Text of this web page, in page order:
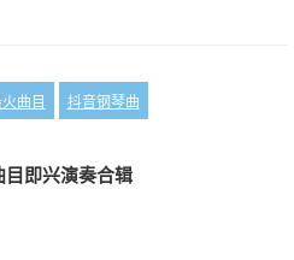
曲目 抖音钢琴曲
即兴演奏合辑